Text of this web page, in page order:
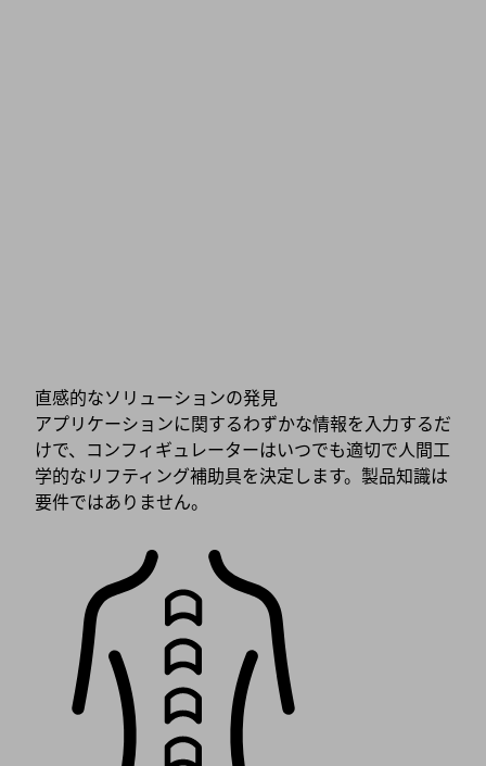
直感的なソリューションの発見
アプリケーションに関するわずかな情報を入力するだ
けで、コンフィギュレーターはいつでも適切で人間工
学的なリフティング補助具を決定します。製品知識は
要件ではありません。